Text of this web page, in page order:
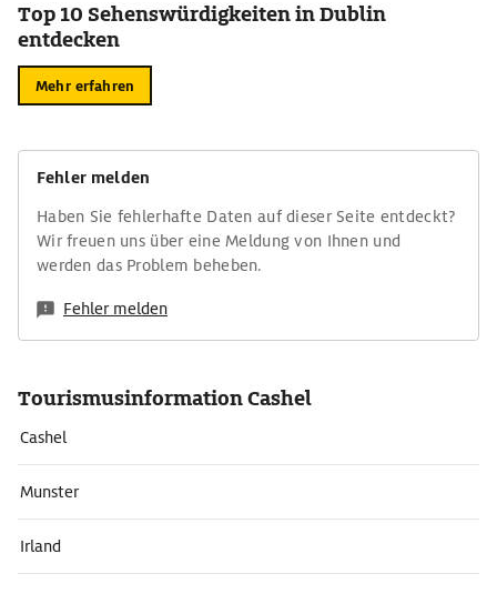
Top 10 Sehenswürdigkeiten in Dublin
entdecken
Mehr erfahren
Fehler melden
Haben Sie fehlerhafte Daten auf dieser Seite entdeckt?
Wir freuen uns über eine Meldung von Ihnen und
werden das Problem beheben.
Fehler melden
Tourismusinformation Cashel
Cashel
Munster
Irland